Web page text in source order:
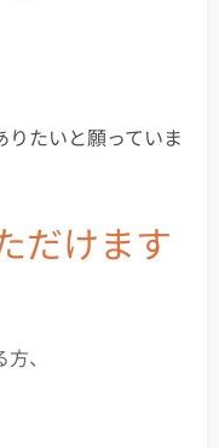
たいと願っていま
だけます
、